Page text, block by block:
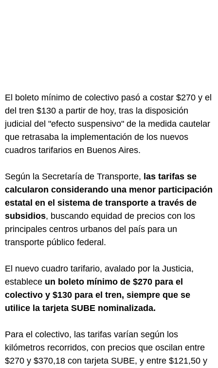
El boleto mínimo de colectivo pasó a costar $270 y el
del tren $130 a partir de hoy, tras la disposición
judicial del "efecto suspensivo" de la medida cautelar
que retrasaba la implementación de los nuevos
cuadros tarifarios en Buenos Aires.
Según la Secretaría de Transporte, las tarifas se
calcularon considerando una menor participación
estatal en el sistema de transporte a través de
subsidios, buscando equidad de precios con los
principales centros urbanos del país para un
transporte público federal.
El nuevo cuadro tarifario, avalado por la Justicia,
establece un boleto mínimo de $270 para el
colectivo y $130 para el tren, siempre que se
utilice la tarjeta SUBE nominalizada.
Para el colectivo, las tarifas varían según los
kilómetros recorridos, con precios que oscilan entre
$270 y $370,18 con tarjeta SUBE, y entre $121,50 y